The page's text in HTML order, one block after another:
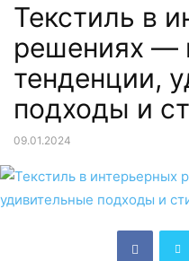
Текстиль в
решениях —
тенденции,
подходы и
09.01.2024